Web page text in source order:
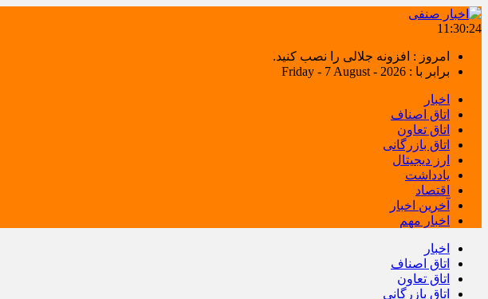
11:30:24
امروز : افزونه جلالی را نصب کنید.
برابر با : Friday - 7 August - 2026
اخبار
اتاق اصناف
اتاق تعاون
اتاق بازرگانی
ارز دیجیتال
یادداشت
اقتصاد
آخرین اخبار
اخبار مهم
اخبار
اتاق اصناف
اتاق تعاون
اتاق بازرگانی